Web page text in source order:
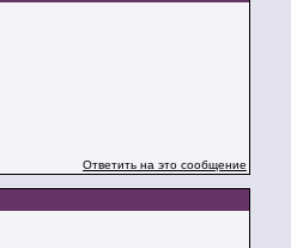
Ответить на это сообщение